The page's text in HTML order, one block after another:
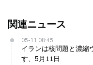
関連ニュース
05-11 08:45
イランは核問題と濃縮
す、5月11日